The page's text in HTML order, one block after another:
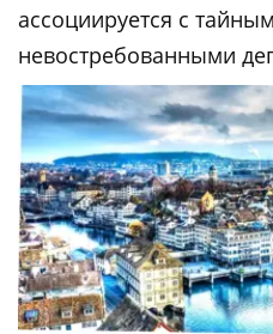
ассоциируется с
невостребованными